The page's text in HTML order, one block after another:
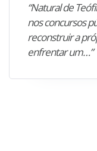
“Natural de
nos concursos
reconstruir a
enfrentar um…”